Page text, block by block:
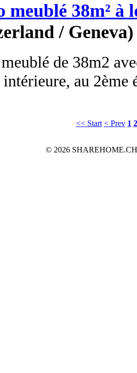
meublé 38m² à
/ Geneva)
de 38m2
au 2ème
<< Start < Prev 1 2
© 2026